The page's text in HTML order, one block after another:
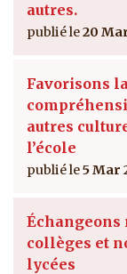
autres.
20
Favorisons la
autres
l’école
5 Mar
Échangeons
collèges et
lycées